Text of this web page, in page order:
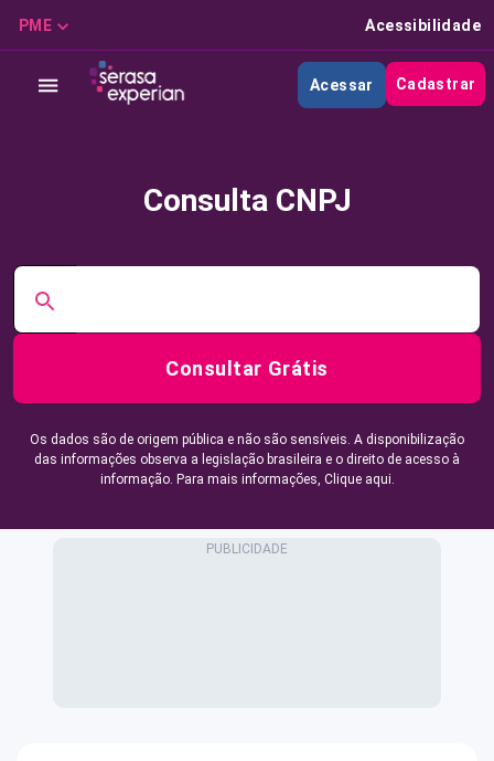
PME Acessibilidade
Acessar Cadastrar
Consulta CNPJ
Consultar Grátis
Os dados são de origem pública e não são sensíveis. A disponibilização
das informações observa a legislação brasileira e o direito de acesso à
informação. Para mais informações, Clique aqui.